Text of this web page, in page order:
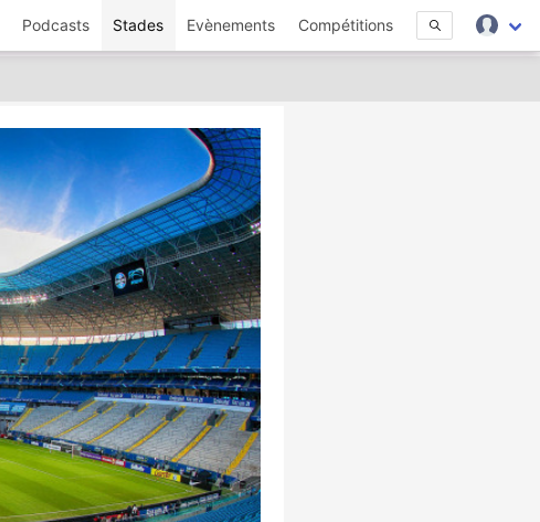
Podcasts Stades Evènements Compétitions